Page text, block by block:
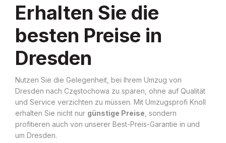
Erhalten Sie die
besten Preise in
Dresden
Nutzen Sie die Gelegenheit, bei Ihrem Umzug von
Dresden nach Częstochowa zu sparen, ohne auf Qualität
und Service verzichten zu müssen. Mit Umzugsprofi Knoll
erhalten Sie nicht nur günstige Preise , sondern
profitieren auch von unserer Best-Preis-Garantie in und
um Dresden.